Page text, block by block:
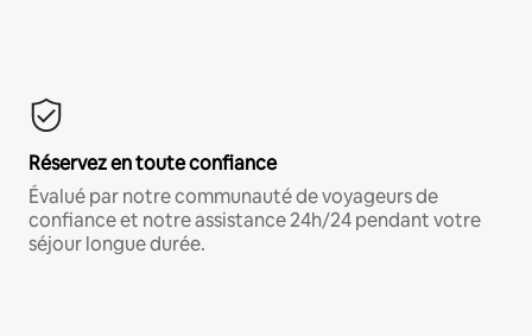
Réservez en toute confiance
Évalué par notre communauté de voyageurs de
confiance et notre assistance 24h/24 pendant votre
séjour longue durée.